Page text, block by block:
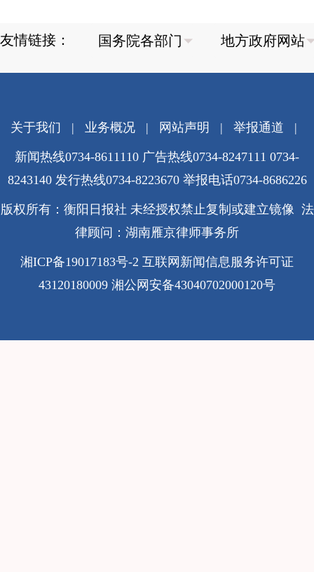
友情链接：
关于我们 | 业务概况| 网站声明 | 举报通道 |
新闻热线0734-8611110 广告热线0734-8247111 0734-
8243140 发行热线0734-8223670 举报电话0734-8686226
版权所有：衡阳日报社 未经授权禁止复制或建立镜像 法
律顾问：湖南雁京律师事务所
湘ICP备19017183号-2 互联网新闻信息服务许可证
43120180009 湘公网安备43040702000120号